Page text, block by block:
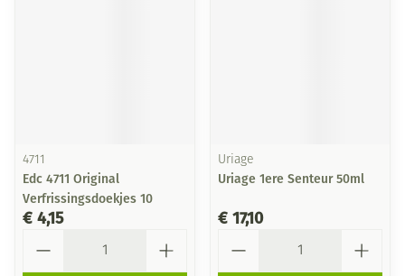
4711
Edc 4711 Original
Verfrissingsdoekjes 10
€ 4,15
Uriage
Uriage 1ere Senteur 50ml
€ 17,10